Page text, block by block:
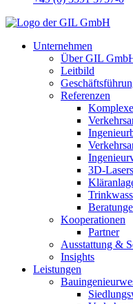
Unternehmen
Über GIL
Leitbild
Referenzen
3D-
Kooperationen
Partner
Ausstattung &
Insights
Leistungen